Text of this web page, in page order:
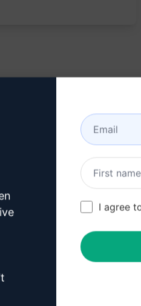
- Token Optimized" kunt u
Deze krachtige
uw tokens haalt.
van high-level backend
vaardigheden
I agree